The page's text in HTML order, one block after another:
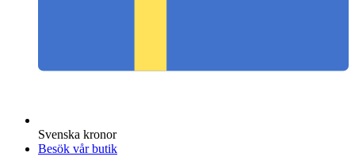
Svenska kronor
Besök vår butik